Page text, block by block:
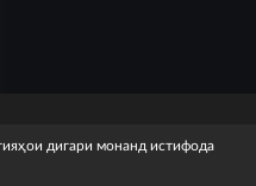
дигари монанд истифода